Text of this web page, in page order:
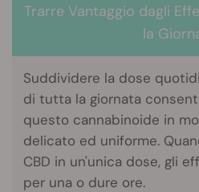
Trarre Vantaggio dagli
la
Suddividere la dose
di tutta la giornata
questo cannabinoide in
delicato ed uniforme.
CBD in un'unica dose, gli
per una o dure ore.